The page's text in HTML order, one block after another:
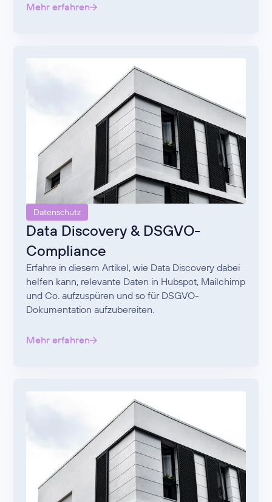
Mehr erfahren
Datenschutz
Data Discovery & DSGVO-
Compliance
Erfahre in diesem Artikel, wie Data Discovery dabei
helfen kann, relevante Daten in Hubspot, Mailchimp
und Co. aufzuspüren und so für DSGVO-
Dokumentation aufzubereiten.
Mehr erfahren